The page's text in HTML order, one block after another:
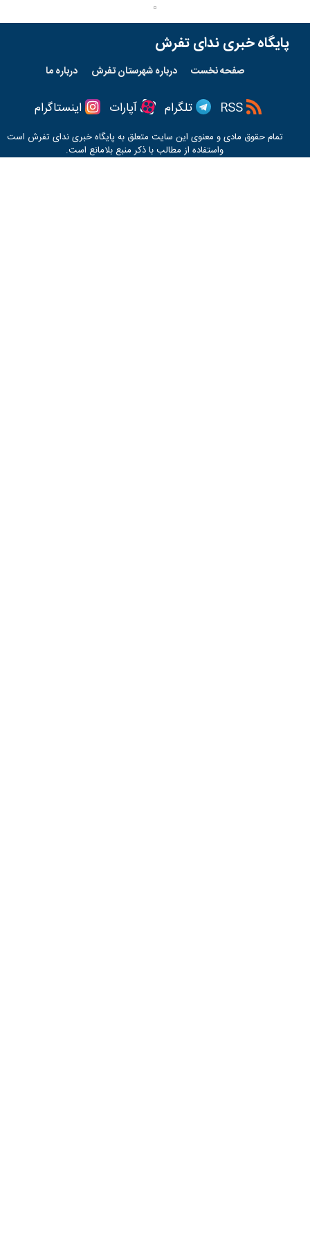
پایگاه خبری ندای تفرش
صفحه نخست درباره شهرستان تفرش درباره ما
تلگرام آپارات اینستاگرام
تمام حقوق مادی و معنوی این سایت متعلق به پایگاه خبریندای تفرش است
واستفاده از مطالب با ذکر منبع بلامانع است.